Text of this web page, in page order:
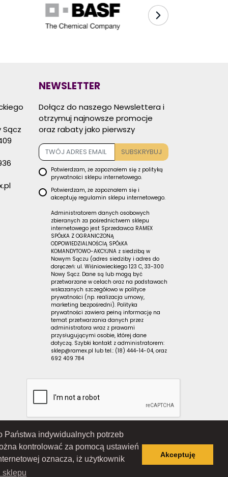
Państwa indywidualnych potrzeb
kontrolować za pomocą ustawień
oznacza, iż użytkownik
sklepu
Akceptuję
Sącz
NEWSLETTER
Dołącz do naszego Newslettera i
otrzymuj najnowsze promocje
oraz rabaty jako pierwszy
SUBSKRYBUJ
Potwierdzam, że zapoznałem się z polityką
prywatności sklepu internetowego.
Potwierdzam, że zapoznałem się i
akceptuję regulamin sklepu internetowego.
Administratorem danych osobowych
zbieranych za pośrednictwem sklepu
internetowego jest Sprzedawca RAMEX
SPÓŁKA Z OGRANICZONĄ
ODPOWIEDZIALNOŚCIĄ SPÓŁKA
KOMANDYTOWO-AKCYJNA z siedzibą w
Nowym Sączu (adres siedziby i adres do
doręczeń: ul. Wiśniowieckiego 123 C, 33-300
Nowy Sącz. Dane są lub mogą być
przetwarzane w celach oraz na podstawach
wskazanych szczegółowo w polityce
prywatności (np. realizacja umowy,
marketing bezpośredni). Polityka
prywatności zawiera pełną informację na
temat przetwarzania danych przez
administratora wraz z prawami
przysługującymi osobie, której dane
dotyczą. Szybki kontakt z administratorem:
sklep@ramex.pl lub tel.: (18) 444-14-04, oraz
692 409 784
Wiśniowieckiego 123 C, 33-300 Nowy Sącz); wpisana do Rejestru
Rejonowy dla Krakowa-Śródmieścia w Krakowie, XII Wydział
REGON: 122671197